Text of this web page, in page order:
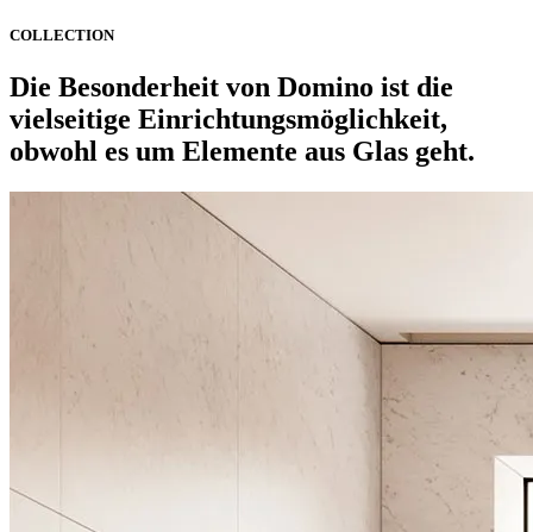
COLLECTION
Die Besonderheit von Domino ist die
vielseitige Einrichtungsmöglichkeit,
obwohl es um Elemente aus Glas geht.